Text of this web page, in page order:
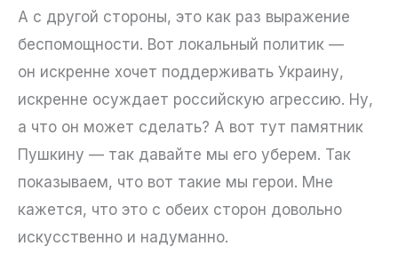
А с другой стороны, это как раз выражение
беспомощности. Вот локальный политик —
он искренне хочет поддерживать Украину,
искренне осуждает российскую агрессию. Ну,
а что он может сделать? А вот тут памятник
Пушкину — так давайте мы его уберем. Так
показываем, что вот такие мы герои. Мне
кажется, что это с обеих сторон довольно
искусственно и надуманно.